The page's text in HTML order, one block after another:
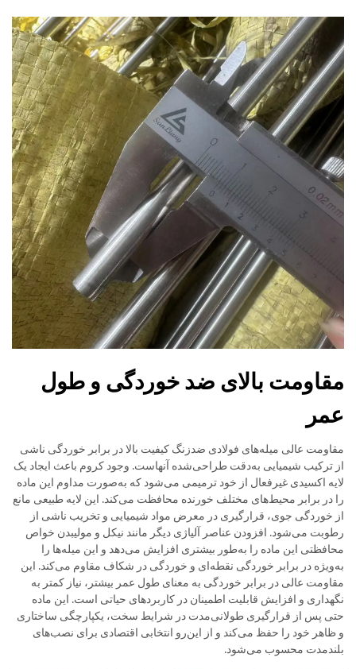
مقاومت بالای ضد خوردگی و طول
عمر
مقاومت عالی میله‌های فولادی ضدزنگ کیفیت بالا در برابر خوردگی ناشی
از ترکیب شیمیایی به‌دقت طراحی‌شده آنهاست. وجود کروم باعث ایجاد یک
لایه اکسیدی غیرفعال از خود ترمیمی می‌شود که به‌صورت مداوم این ماده
را در برابر محیط‌های مختلف خورنده محافظت می‌کند. این لایه طبیعی مانع
از خوردگی جوی، قرارگیری در معرض مواد شیمیایی و تخریب ناشی از
رطوبت می‌شود. افزودن عناصر آلیاژی دیگر مانند نیکل و مولیبدن خواص
محافظتی این ماده را به‌طور بیشتری افزایش می‌دهد و این میله‌ها را
به‌ویژه در برابر خوردگی نقطه‌ای و خوردگی در شکاف مقاوم می‌کند. این
مقاومت عالی در برابر خوردگی به معنای طول عمر بیشتر، نیاز کمتر به
نگهداری و افزایش قابلیت اطمینان در کاربردهای حیاتی است. این ماده
حتی پس از قرارگیری طولانی‌مدت در شرایط سخت، یکپارچگی ساختاری
و ظاهر خود را حفظ می‌کند و از این‌رو انتخابی اقتصادی برای نصب‌های
بلندمدت محسوب می‌شود.